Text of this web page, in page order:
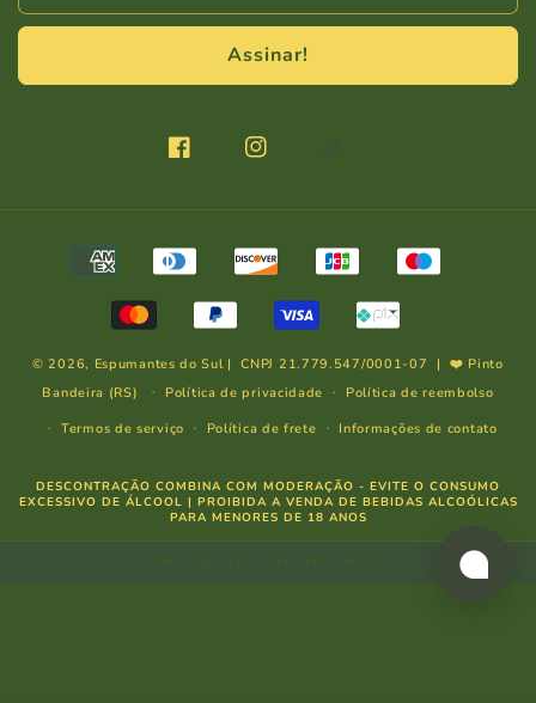
Assinar!
FacebookInstagram
Formas
pagamento
© 2026, Espumantes do Sul | CNPJ 21.779.547/0001-07 | ❤️ Pinto
Bandeira (RS)
Política de privacidade
Política de reembolso
Termos de serviço
Política de frete Informações de contato
DESCONTRAÇÃO COMBINA COM MODERAÇÃO - EVITE O CONSUMO
EXCESSIVO DE ÁLCOOL | PROIBIDA A VENDA DE BEBIDAS ALCOÓLICAS
PARA MENORES DE 18 ANOS